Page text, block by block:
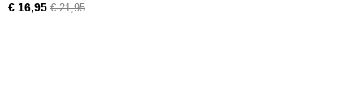
€ 16,95 € 21,95